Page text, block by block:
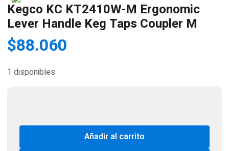
Kegco KC KT2410W-M Ergonomic
Lever Handle Keg Taps Coupler M
$88.060
1 disponibles
Añadir al carrito